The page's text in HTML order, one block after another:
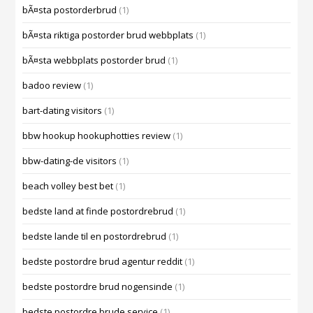
bÃ¤sta postorderbrud (1)
bÃ¤sta riktiga postorder brud webbplats (1)
bÃ¤sta webbplats postorder brud (1)
badoo review (1)
bart-dating visitors (1)
bbw hookup hookuphotties review (1)
bbw-dating-de visitors (1)
beach volley best bet (1)
bedste land at finde postordrebrud (1)
bedste lande til en postordrebrud (1)
bedste postordre brud agentur reddit (1)
bedste postordre brud nogensinde (1)